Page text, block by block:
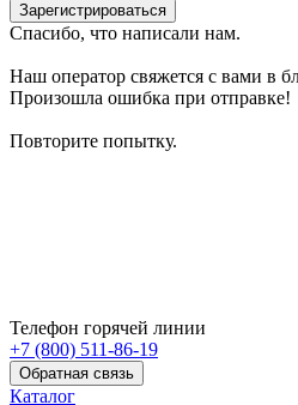
Зарегистрироваться
Спасибо, что написали нам.
Наш оператор свяжется с вами в
Произошла ошибка при отправке!
Повторите попытку.
Телефон горячей линии
+7 (800) 511-86-19
Обратная связь
Каталог